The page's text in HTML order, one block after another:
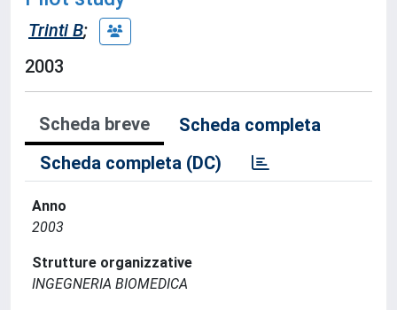
Trinti B;
2003
Scheda breve
Scheda completa
Scheda completa (DC)
Anno
2003
Strutture organizzative
INGEGNERIA BIOMEDICA